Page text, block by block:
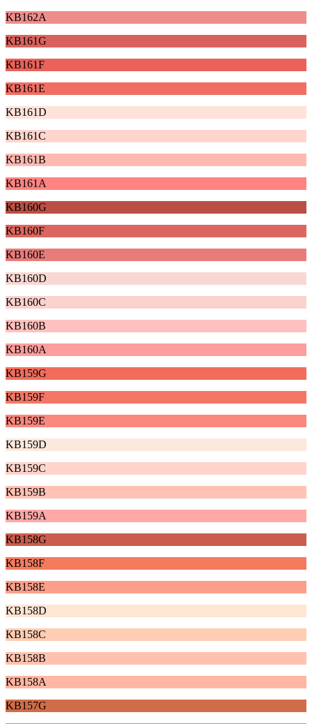
KB162A
KB161G
KB161F
KB161E
KB161D
KB161C
KB161B
KB161A
KB160G
KB160F
KB160E
KB160D
KB160C
KB160B
KB160A
KB159G
KB159F
KB159E
KB159D
KB159C
KB159B
KB159A
KB158G
KB158F
KB158E
KB158D
KB158C
KB158B
KB158A
KB157G